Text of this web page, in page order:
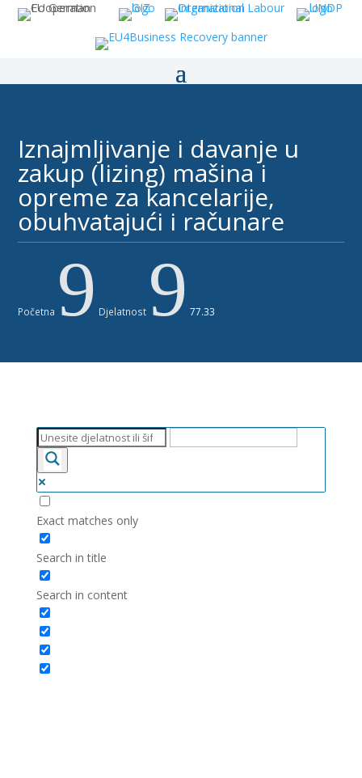
Iznajmljivanje i davanje u
zakup (lizing) mašina i
opreme za kancelarije,
obuhvatajući i računare ​
Početna 9 Djelatnost 9 77.33
Exact matches only
Search in title
Search in content